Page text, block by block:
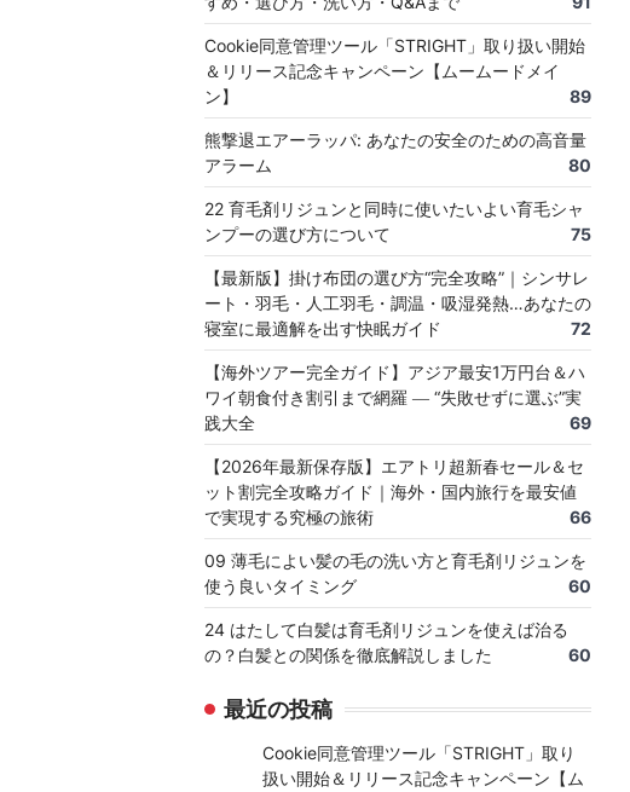
Cookie同意管理ツール「STRIGHT」取り扱い開始
＆リリース記念キャンペーン【ムームードメイ
ン】
89
熊撃退エアーラッパ: あなたの安全のための高音量
アラーム
80
22 育毛剤リジュンと同時に使いたいよい育毛シャ
ンプーの選び方について
75
【最新版】掛け布団の選び方“完全攻略”｜シンサレ
ート・羽毛・人工羽毛・調温・吸湿発熱…あなたの
寝室に最適解を出す快眠ガイド
72
【海外ツアー完全ガイド】アジア最安1万円台＆ハ
ワイ朝食付き割引まで網羅 ― “失敗せずに選ぶ”実
践大全
69
【2026年最新保存版】エアトリ超新春セール＆セ
ット割完全攻略ガイド｜海外・国内旅行を最安値
で実現する究極の旅術
66
09 薄毛によい髪の毛の洗い方と育毛剤リジュンを
使う良いタイミング
60
24 はたして白髪は育毛剤リジュンを使えば治る
の？白髪との関係を徹底解説しました
60
最近の投稿
Cookie同意管理ツール「STRIGHT」取り
扱い開始＆リリース記念キャンペーン【ム